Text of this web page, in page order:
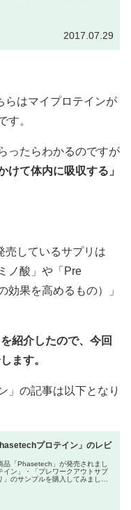
2017.07.29
らはマイプロテインが
す。
ったらわかるのですが
けて体内に吸収する」
売しているサプリは
ノ酸」や「Pre
効果を高めるもの）」
紹介したので、今回
ます。
」の記事は以下となり
プロテイン」のレビ
品「Phasetech」が発売されまし
イン」・「プレワークアウトサプ
のサンプルを購入してみまし